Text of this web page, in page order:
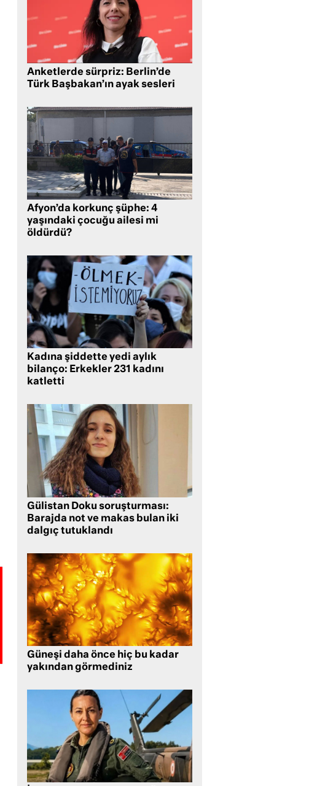
Anketlerde sürpriz: Berlin’de
Türk Başbakan’ın ayak sesleri
Afyon’da korkunç şüphe: 4
yaşındaki çocuğu ailesi mi
öldürdü?
Kadına şiddette yedi aylık
bilanço: Erkekler 231 kadını
katletti
Gülistan Doku soruşturması:
Barajda not ve makas bulan iki
dalgıç tutuklandı
Güneşi daha önce hiç bu kadar
yakından görmediniz